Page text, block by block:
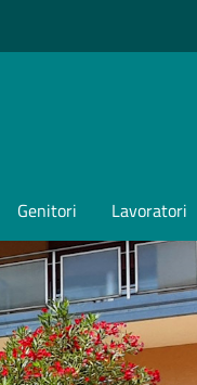
Genitori Lavoratori